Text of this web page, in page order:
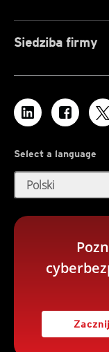
Siedziba firmy
Select a language
Polski